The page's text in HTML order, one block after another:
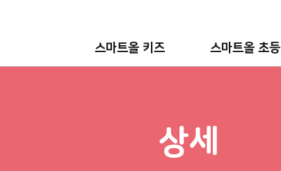
스마트올 키즈 스마트올 초등
상세